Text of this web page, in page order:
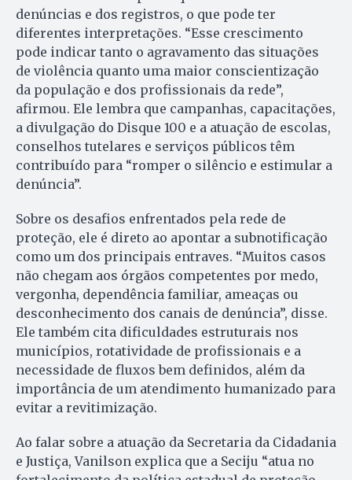
denúncias e dos registros, o que pode ter
diferentes interpretações. “Esse crescimento
pode indicar tanto o agravamento das situações
de violência quanto uma maior conscientização
da população e dos profissionais da rede”,
afirmou. Ele lembra que campanhas, capacitações,
a divulgação do Disque 100 e a atuação de escolas,
conselhos tutelares e serviços públicos têm
contribuído para “romper o silêncio e estimular a
denúncia”.
Sobre os desafios enfrentados pela rede de
proteção, ele é direto ao apontar a subnotificação
como um dos principais entraves. “Muitos casos
não chegam aos órgãos competentes por medo,
vergonha, dependência familiar, ameaças ou
desconhecimento dos canais de denúncia”, disse.
Ele também cita dificuldades estruturais nos
municípios, rotatividade de profissionais e a
necessidade de fluxos bem definidos, além da
importância de um atendimento humanizado para
evitar a revitimização.
Ao falar sobre a atuação da Secretaria da Cidadania
e Justiça, Vanilson explica que a Seciju “atua no